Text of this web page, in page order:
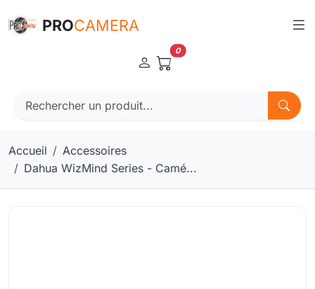
PROCAMERA
0
Accueil
Accessoires
Dahua WizMind Series - Camé...